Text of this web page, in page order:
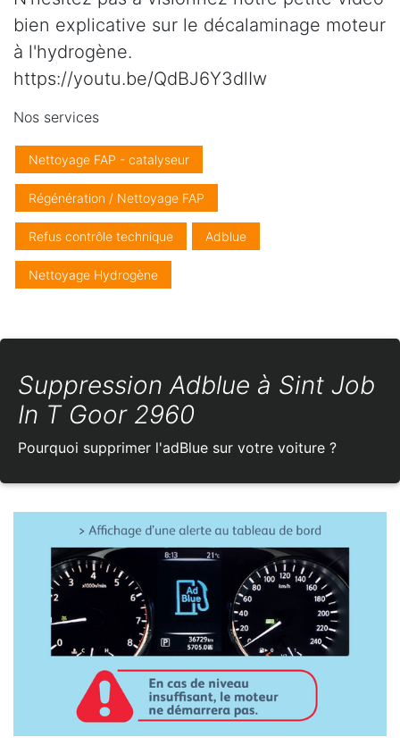
bien explicative sur le décalaminage moteur
à l'hydrogène.
https://youtu.be/QdBJ6Y3dlIw
Nos services
Nettoyage FAP - catalyseur
Régénération / Nettoyage FAP
Refus contrôle technique Adblue
Nettoyage Hydrogène
Suppression Adblue à Sint Job
In T Goor 2960
Pourquoi supprimer l'adBlue sur votre voiture ?